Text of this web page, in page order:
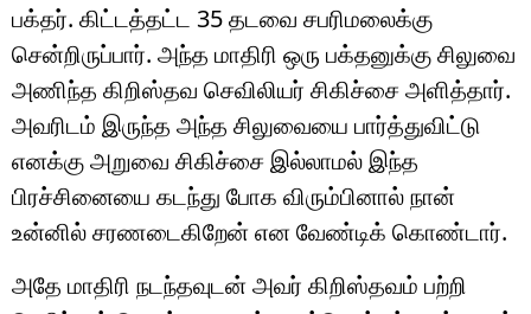
பக்தர். கிட்டத்தட்ட 35 தடவை சபரிமலைக்கு
சென்றிருப்பார். அந்த மாதிரி ஒரு பக்தனுக்கு சிலுவை
அணிந்த கிறிஸ்தவ செவிலியர் சிகிச்சை அளித்தார்.
அவரிடம் இருந்த அந்த சிலுவையை பார்த்துவிட்டு
எனக்கு அறுவை சிகிச்சை இல்லாமல் இந்த
பிரச்சினையை கடந்து போக விரும்பினால் நான்
உன்னில் சரணடைகிறேன் என வேண்டிக் கொண்டார்.
அதே மாதிரி நடந்தவுடன் அவர் கிறிஸ்தவம் பற்றி